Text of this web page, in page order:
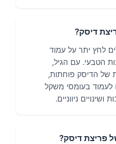
דיסק?
לחץ יתר על עמוד
הטבעי. עם הגיל,
של הדיסק פוחתות,
בעומסי משקל
ושינויים ניווניים.
פריצת דיסק?